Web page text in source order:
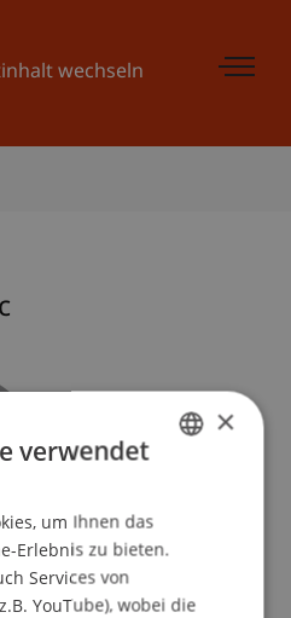
wechseln
×
verwendet
um Ihnen das
Erlebnis zu bieten.
Services von
YouTube), wobei die